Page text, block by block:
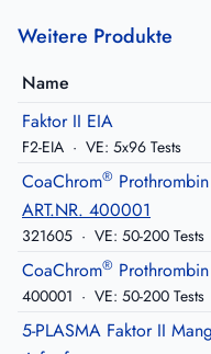
Weitere Produkte
Name
Faktor II EIA
F2-EIA · VE: 5x96 Tests
CoaChrom®
ART.NR. 400001
321605 · VE: 50-200 Tests
CoaChrom® Prothrombin
400001 · VE: 50-200 Tests
5-PLASMA Faktor II